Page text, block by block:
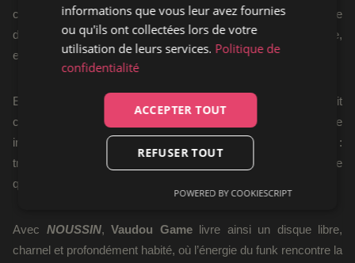
celles du passé londonien de Peter Solo. Cette ouverture
donne à l’album un relief particulier, entre spiritualité, ironie,
engagement et envie constante d’expérimentation.
En dialecte mina, « reste fort »
. Le titre agit
comme un mot d’ordre, un appel à tenir debout dans un monde
instable. Et c’est précisément ce que réussit l’album :
transmettre une force, une vibration collective, quelque chose
qui relève autant de la danse que de la résistance.
Avec NOUSSIN, Vaudou Gamelivre ainsi un disque libre,
charnel et profondément habité, où l’énergie du funk rencontre la
informations que vous leur avez fournies
ou qu'ils ont collectées lors de votre
utilisation de leurs services. Politique de
confidentialité
ACCEPTER TOUT
REFUSER TOUT
POWERED BY COOKIESCRIPT